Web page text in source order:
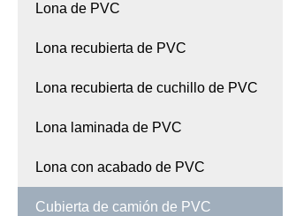
Lona de PVC
Lona recubierta de PVC
Lona recubierta de cuchillo de PVC
Lona laminada de PVC
Lona con acabado de PVC
Cubierta de camión de PVC